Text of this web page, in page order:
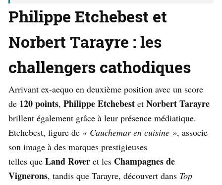
Philippe Etchebest et
Norbert Tarayre : les
challengers cathodiques
Arrivant ex-aequo en deuxième position avec un score
de 120 points, Philippe Etchebest et Norbert Tarayre
brillent également grâce à leur présence médiatique.
Etchebest, figure de « Cauchemar en cuisine », associe
son image à des marques prestigieuses
telles que Land Rover et les Champagnes de
Vignerons, tandis que Tarayre, découvert dans Top